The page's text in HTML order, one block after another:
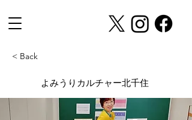
< Back
よみうりカルチャー北千住